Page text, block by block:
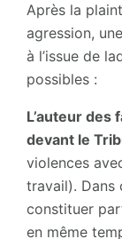
Après la
agression,
à l’issue de
possibles :
L’auteur
devant le
violences
travail). Dans
constituer
en même